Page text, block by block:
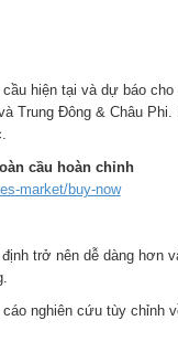
hiện tại và dự báo
Trung Đông & Châu
cầu hoàn chỉnh
market/buy-now
trở nên dễ dàng hơn
nghiên cứu tùy chỉnh